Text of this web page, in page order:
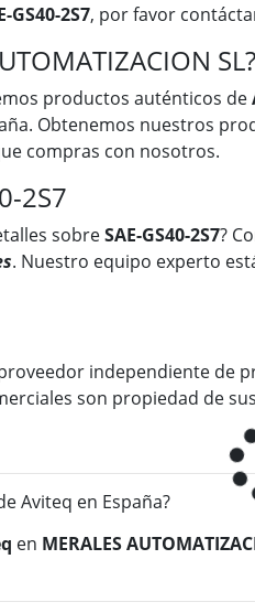
GS40-2S7, por favor
SL?
productos auténticos de
Obtenemos nuestros
compras con nosotros.
2S7
sobreSAE-GS40-2S7?
. Nuestro equipo experto
independiente de
son propiedad de
Aviteq en España?
en MERALES